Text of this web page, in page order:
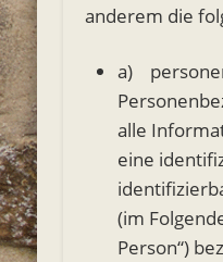
anderem die
a)
alle
eine
(im
Person“)